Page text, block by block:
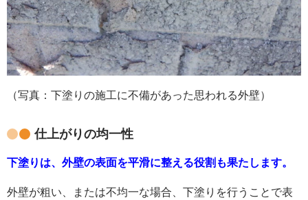
（写真：下塗りの施工に不備があった思われる外壁）
仕上がりの均一性
下塗りは、外壁の表面を平滑に整える役割も果たします。
外壁が粗い、または不均一な場合、下塗りを行うことで表